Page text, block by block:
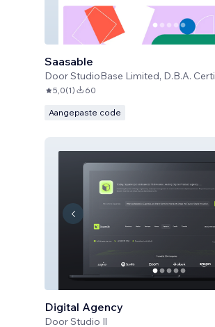
Saasable
DoorStudioBase Limited, D.B.A.
5,0(1) 60
Aangepaste code
Digital Agency
DoorStudio Il